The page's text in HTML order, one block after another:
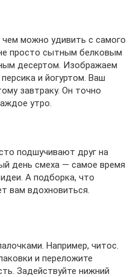
можно удивить с самого
просто сытным белковым
десертом. Изображаем
и йогуртом. Ваш
завтраку. Он точно
утро.
подшучивают друг на
день смеха — самое время
А подборка, что
вам вдохновиться.
Например, читос.
и переложите
Задействуйте нижний